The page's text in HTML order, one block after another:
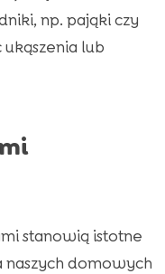
np. pająki czy
lub
stanowią istotne
domowych